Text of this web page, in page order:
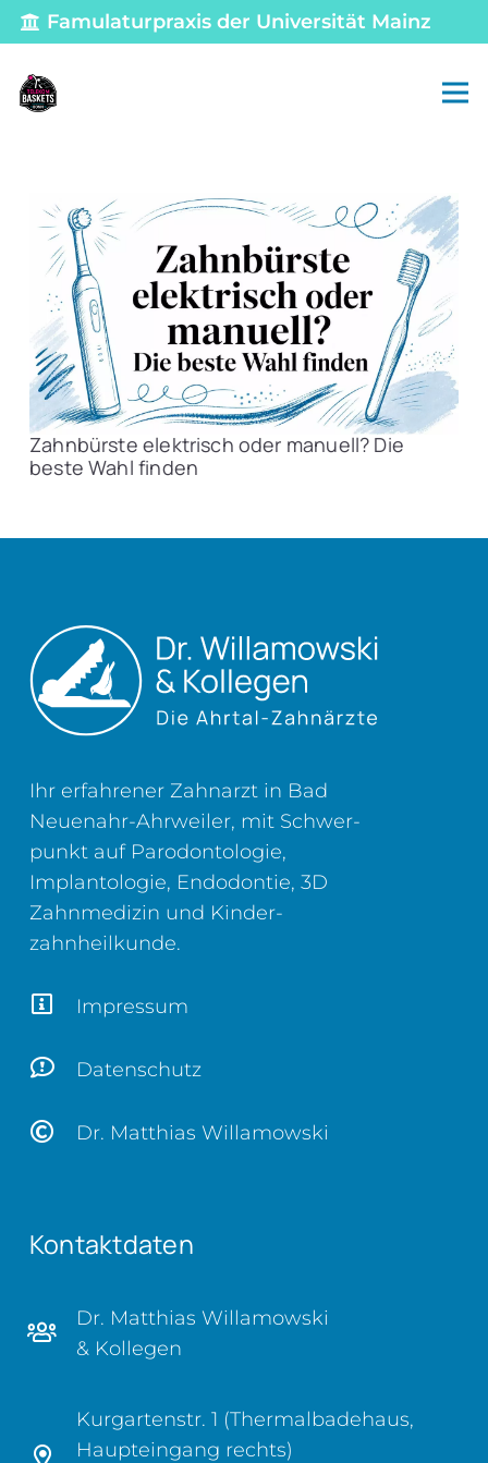
Famulaturpraxis der Universität Mainz
Zahnbürste elektrisch oder manuell? Die
beste Wahl finden
Ihr erfahrener Zahnarzt in Bad
Neuenahr-Ahrweiler, mit Schwer­
punkt auf Parodontologie,
Implantologie, Endodontie, 3D
Zahn­medizin und Kinder­
zahnheilkunde.
Impressum
Datenschutz
Dr. Matthias Willamowski
Kontaktdaten
Dr. Matthias Willamowski
& Kollegen
Kurgartenstr. 1 (Thermalbadehaus,
Haupteingang rechts)